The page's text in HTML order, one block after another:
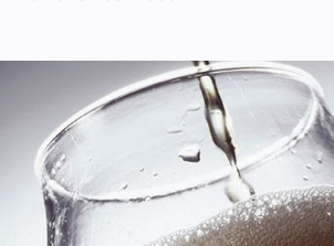
Vann og avløp
Aktuelle prosjekter
Om VVS Aktuelt